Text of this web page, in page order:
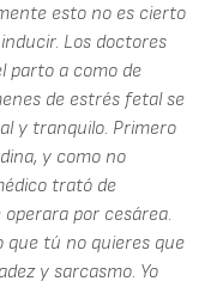
esto no es cierto
Los doctores
parto a como de
de estrés fetal se
y tranquilo. Primero
y como no
trató de
por cesárea.
que tú no quieres que
y sarcasmo. Yo